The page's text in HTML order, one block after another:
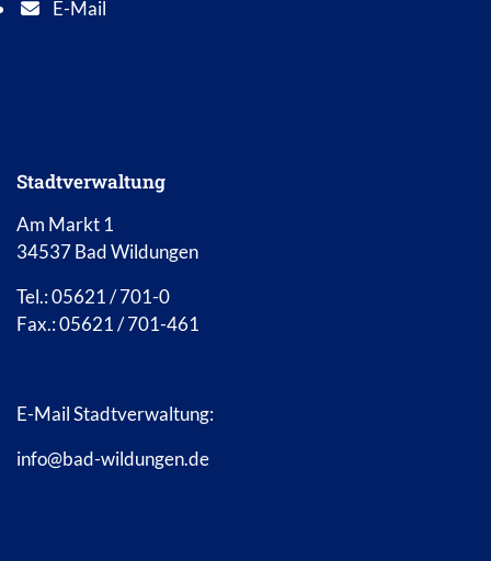
E-Mail
E-Mail Adresse: info@bad-wildungen.de
Stadtverwaltung
Am Markt 1
34537 Bad Wildungen
Tel.: 05621 / 701-0
Fax.: 05621 / 701-461
E-Mail Stadtverwaltung:
info@bad-wildungen.de